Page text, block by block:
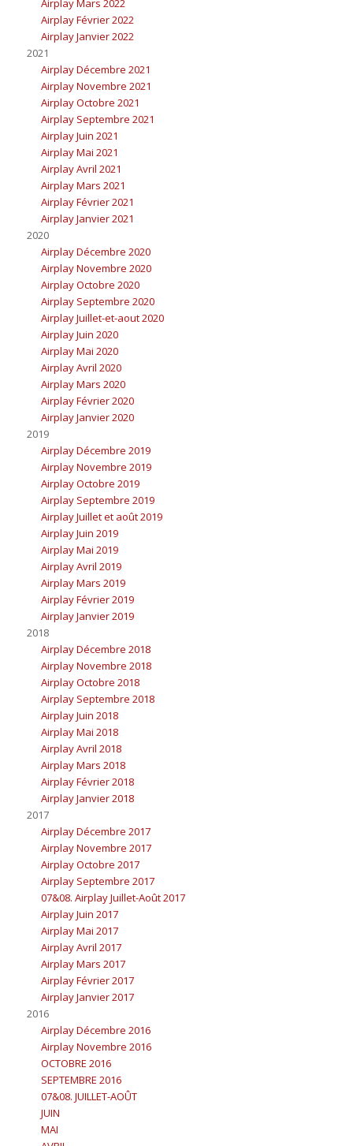
Airplay Mars 2022
Airplay Février 2022
Airplay Janvier 2022
2021
Airplay Décembre 2021
Airplay Novembre 2021
Airplay Octobre 2021
Airplay Septembre 2021
Airplay Juin 2021
Airplay Mai 2021
Airplay Avril 2021
Airplay Mars 2021
Airplay Février 2021
Airplay Janvier 2021
2020
Airplay Décembre 2020
Airplay Novembre 2020
Airplay Octobre 2020
Airplay Septembre 2020
Airplay Juillet-et-aout 2020
Airplay Juin 2020
Airplay Mai 2020
Airplay Avril 2020
Airplay Mars 2020
Airplay Février 2020
Airplay Janvier 2020
2019
Airplay Décembre 2019
Airplay Novembre 2019
Airplay Octobre 2019
Airplay Septembre 2019
Airplay Juillet et août 2019
Airplay Juin 2019
Airplay Mai 2019
Airplay Avril 2019
Airplay Mars 2019
Airplay Février 2019
Airplay Janvier 2019
2018
Airplay Décembre 2018
Airplay Novembre 2018
Airplay Octobre 2018
Airplay Septembre 2018
Airplay Juin 2018
Airplay Mai 2018
Airplay Avril 2018
Airplay Mars 2018
Airplay Février 2018
Airplay Janvier 2018
2017
Airplay Décembre 2017
Airplay Novembre 2017
Airplay Octobre 2017
Airplay Septembre 2017
07&08. Airplay Juillet-Août 2017
Airplay Juin 2017
Airplay Mai 2017
Airplay Avril 2017
Airplay Mars 2017
Airplay Février 2017
Airplay Janvier 2017
2016
Airplay Décembre 2016
Airplay Novembre 2016
OCTOBRE 2016
SEPTEMBRE 2016
07&08. JUILLET-AOÛT
JUIN
MAI